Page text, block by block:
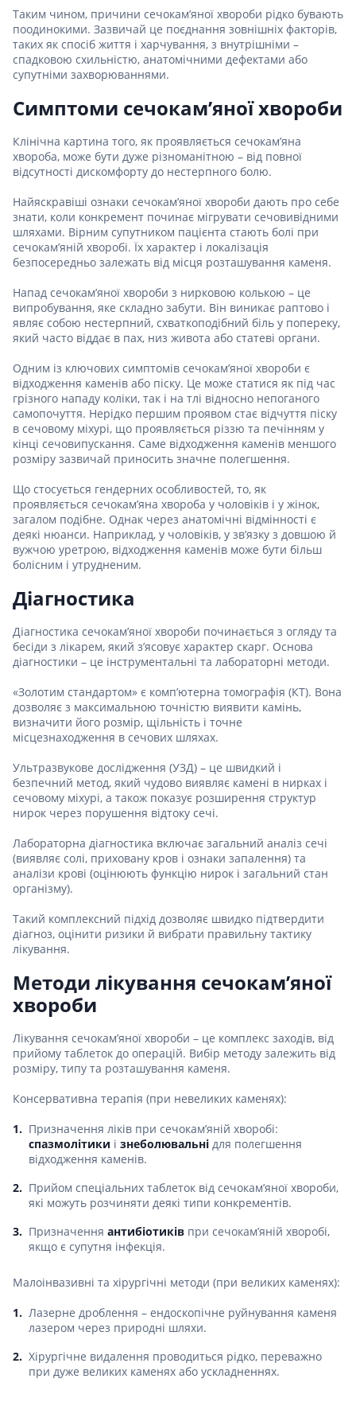
Таким чином, причини сечокам’яної хвороби рідко бувають
поодинокими. Зазвичай це поєднання зовнішніх факторів,
таких як спосіб життя і харчування, з внутрішніми –
спадковою схильністю, анатомічними дефектами або
супутніми захворюваннями.
Симптоми сечокам’яної хвороби
Клінічна картина того, як проявляється сечокам’яна
хвороба, може бути дуже різноманітною – від повної
відсутності дискомфорту до нестерпного болю.
Найяскравіші ознаки сечокам’яної хвороби дають про себе
знати, коли конкремент починає мігрувати сечовивідними
шляхами. Вірним супутником пацієнта стають болі при
сечокам’яній хворобі. Їх характер і локалізація
безпосередньо залежать від місця розташування каменя.
Напад сечокам’яної хвороби з нирковою колькою – це
випробування, яке складно забути. Він виникає раптово і
являє собою нестерпний, схваткоподібний біль у попереку,
який часто віддає в пах, низ живота або статеві органи.
Одним із ключових симптомів сечокам’яної хвороби є
відходження каменів або піску. Це може статися як під час
грізного нападу коліки, так і на тлі відносно непоганого
самопочуття. Нерідко першим проявом стає відчуття піску
в сечовому міхурі, що проявляється різзю та печінням у
кінці сечовипускання. Саме відходження каменів меншого
розміру зазвичай приносить значне полегшення.
Що стосується гендерних особливостей, то, як
проявляється сечокам’яна хвороба у чоловіків і у жінок,
загалом подібне. Однак через анатомічні відмінності є
деякі нюанси. Наприклад, у чоловіків, у зв’язку з довшою й
вужчою уретрою, відходження каменів може бути більш
болісним і утрудненим.
Діагностика
Діагностика сечокам’яної хвороби починається з огляду та
бесіди з лікарем, який з’ясовує характер скарг. Основа
діагностики – це інструментальні та лабораторні методи.
«Золотим стандартом» є комп’ютерна томографія (КТ). Вона
дозволяє з максимальною точністю виявити камінь,
визначити його розмір, щільність і точне
місцезнаходження в сечових шляхах.
Ультразвукове дослідження (УЗД) – це швидкий і
безпечний метод, який чудово виявляє камені в нирках і
сечовому міхурі, а також показує розширення структур
нирок через порушення відтоку сечі.
Лабораторна діагностика включає загальний аналіз сечі
(виявляє солі, приховану кров і ознаки запалення) та
аналізи крові (оцінюють функцію нирок і загальний стан
організму).
Такий комплексний підхід дозволяє швидко підтвердити
діагноз, оцінити ризики й вибрати правильну тактику
лікування.
Методи лікування сечокам’яної
хвороби
Лікування сечокам’яної хвороби – це комплекс заходів, від
прийому таблеток до операцій. Вибір методу залежить від
розміру, типу та розташування каменя.
Консервативна терапія (при невеликих каменях):
Призначення ліків при сечокам’яній хворобі:
спазмолітики і знеболювальні для полегшення
відходження каменів.
Прийом спеціальних таблеток від сечокам’яної хвороби,
які можуть розчиняти деякі типи конкрементів.
Призначення антибіотиків при сечокам’яній хворобі,
якщо є супутня інфекція.
Малоінвазивні та хірургічні методи (при великих каменях):
Лазерне дроблення – ендоскопічне руйнування каменя
лазером через природні шляхи.
Хірургічне видалення проводиться рідко, переважно
при дуже великих каменях або ускладненнях.